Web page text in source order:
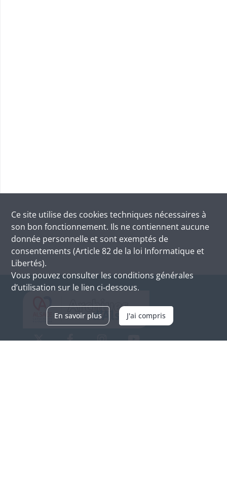
Ce site utilise des cookies techniques nécessaires à
son bon fonctionnement. Ils ne contiennent aucune
donnée personnelle et sont exemptés de
consentements (Article 82 de la loi Informatique et
Libertés).
Vous pouvez consulter les conditions générales
d’utilisation sur le lien ci-dessous.
En savoir plus J'ai compris